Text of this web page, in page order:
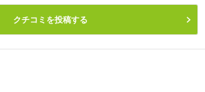
クチコミを投稿する